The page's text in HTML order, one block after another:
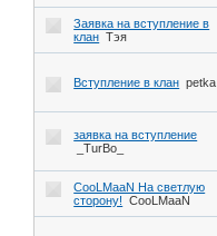
Заявка на вступление в
клан Тэя
Вступление в клан petka
заявка на вступление
_TurBo_
CooLMaaN На светлую
сторону!
CooLMaaN